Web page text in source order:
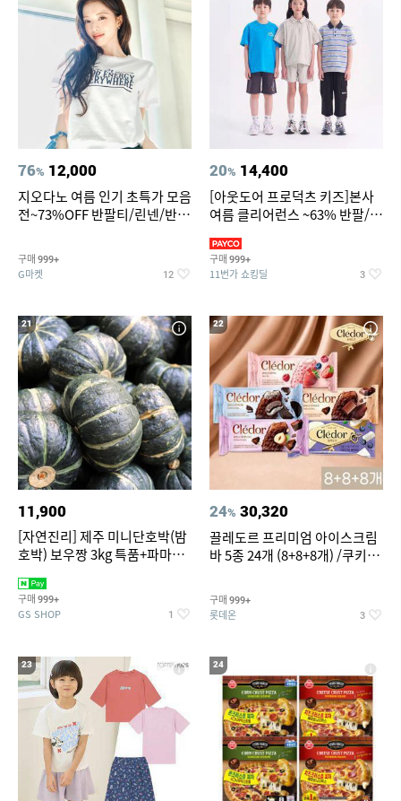
76% 12,000
지오다노 여름 인기 초특가 모음
전~73%OFF 반팔티/린넨/반바
구매 999+
G마켓 12
20% 14,400
[아웃도어 프로덕츠 키즈]본사
여름 클리어런스 ~63% 반팔/반
구매 999+
11번가 쇼킹딜 3
21
11,900
[자연진리] 제주 미니단호박(밤
호박) 보우짱 3kg 특품+파마산
구매 999+
GS SHOP 1
22
24% 30,320
끌레도르 프리미엄 아이스크림
바 5종 24개 (8+8+8개) /쿠키앤
구매 999+
롯데온 3
23 24